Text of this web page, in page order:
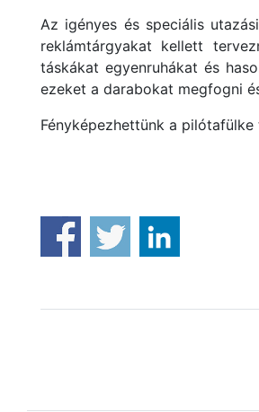
Az igényes és speciális
reklámtárgyakat kellett
táskákat egyenruhákat és
ezeket a darabokat megfogni
Fényképezhettünk a